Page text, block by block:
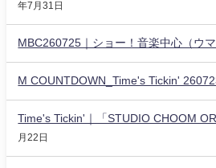
年7月31日
MBC260725｜ショー！音楽中心（ウマ
M COUNTDOWN_Time's Tickin'
Time's Tickin'｜「STUDIO CHOOM
月22日